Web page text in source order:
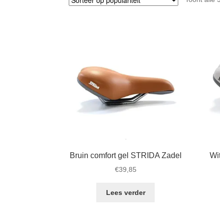
Bruin comfort gel STRIDA Zadel
€39,85
Lees verder